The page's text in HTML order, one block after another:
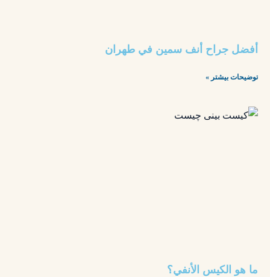
أفضل جراح أنف سمين في طهران
توضیحات بیشتر »
ما هو الكيس الأنفي؟